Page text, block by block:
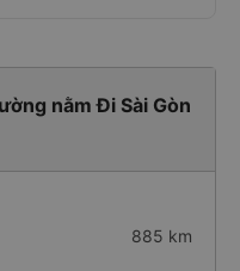
nằm Đi Sài Gòn
885 km